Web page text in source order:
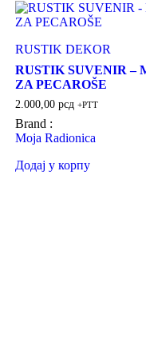
RUSTIK DEKOR
RUSTIK SUVENIR –
ZA PECAROŠE
2.000,00 рсд +PTT
Brand :
Moja Radionica
Додај у корпу